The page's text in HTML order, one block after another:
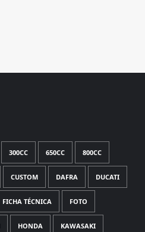
300CC 650CC 800CC
CUSTOM DAFRA DUCATI
FICHA TÉCNICA FOTO
HONDA KAWASAKI